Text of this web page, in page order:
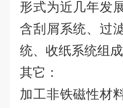
形式为近几年发
含刮屑系统、过
统、收纸系统组成
其它：
加工非铁磁性材